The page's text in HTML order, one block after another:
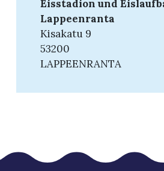
Eisstadion und
Lappeenranta
Kisakatu 9
53200
LAPPEENRANTA